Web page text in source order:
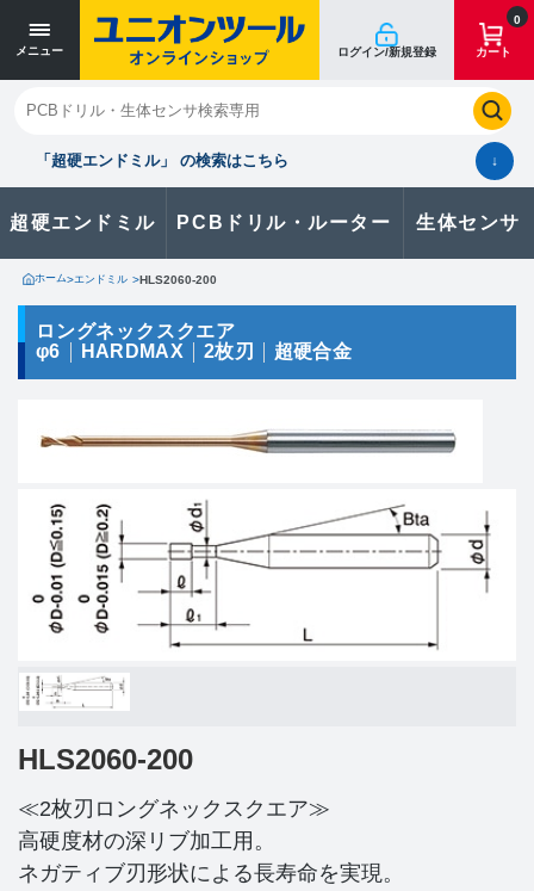
メニュー ログイン/新規登録
0
カート
「超硬エンドミル」 の検索はこちら ↓
超硬エンドミル PCBドリル・ルーター 生体センサ
閉じる
お気に入り クイックオーダー 購入履歴
製品に関するお問い合わせはこちら
お問い合わせ
カタログ一覧
ホーム>エンドミル >HLS2060-200
ロングネックスクエア
φ6
HARDMAX 2枚刃 超硬合金
HLS2060-200
≪2枚刃ロングネックスクエア≫
高硬度材の深リブ加工用。
ネガティブ刃形状による長寿命を実現。
寸法単位 [mm]
寸法単位 [mm]